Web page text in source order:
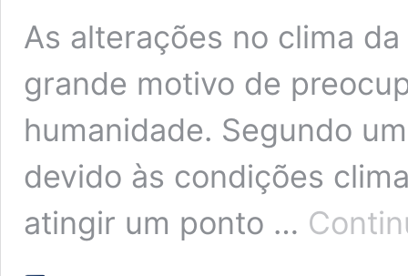
As alterações no clima
grande motivo de
humanidade. Segundo
devido às condições
atingir um ponto …